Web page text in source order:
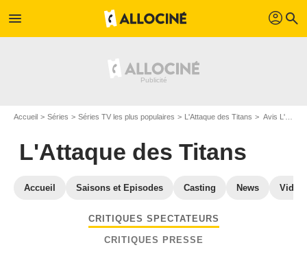
menu profil search
Accueil Séries Séries TV les plus populaires L'Attaque des Titans Avis L'Attaque des Titans
L'Attaque des Titans
Accueil Saisons et Episodes Casting News
CRITIQUES SPECTATEURS
CRITIQUES PRESSE